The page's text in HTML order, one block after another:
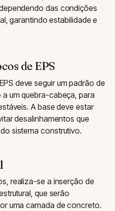
das condições
garantindo estabilidade e
de EPS
deve seguir um padrão de
um quebra-cabeça, para
A base deve estar
desalinhamentos que
sistema construtivo.
realiza-se a inserção de
que serão
uma camada de concreto.